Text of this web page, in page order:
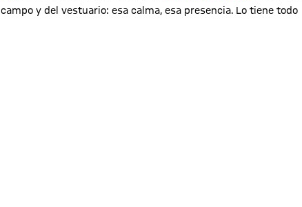
y del vestuario: esa calma, esa presencia. Lo tiene todo